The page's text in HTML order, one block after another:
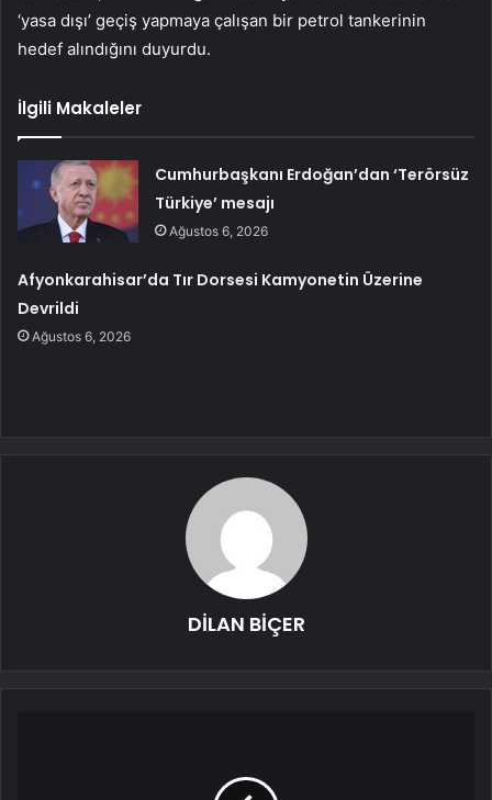
‘yasa dışı’ geçiş yapmaya çalışan bir petrol tankerinin
hedef alındığını duyurdu.
İlgili Makaleler
Cumhurbaşkanı Erdoğan’dan ‘Terörsüz
Türkiye’ mesajı
Ağustos 6, 2026
Afyonkarahisar’da Tır Dorsesi Kamyonetin Üzerine
Devrildi
Ağustos 6, 2026
DİLAN BİÇER